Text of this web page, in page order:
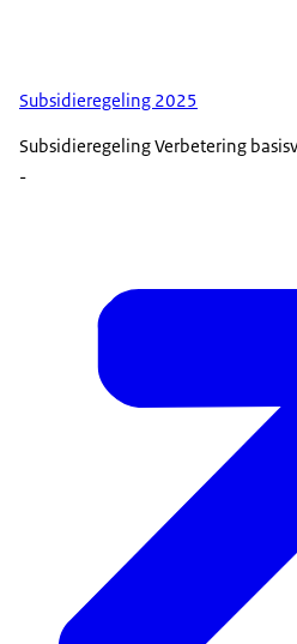
Subsidieregeling 2025
Subsidieregeling Verbetering
-